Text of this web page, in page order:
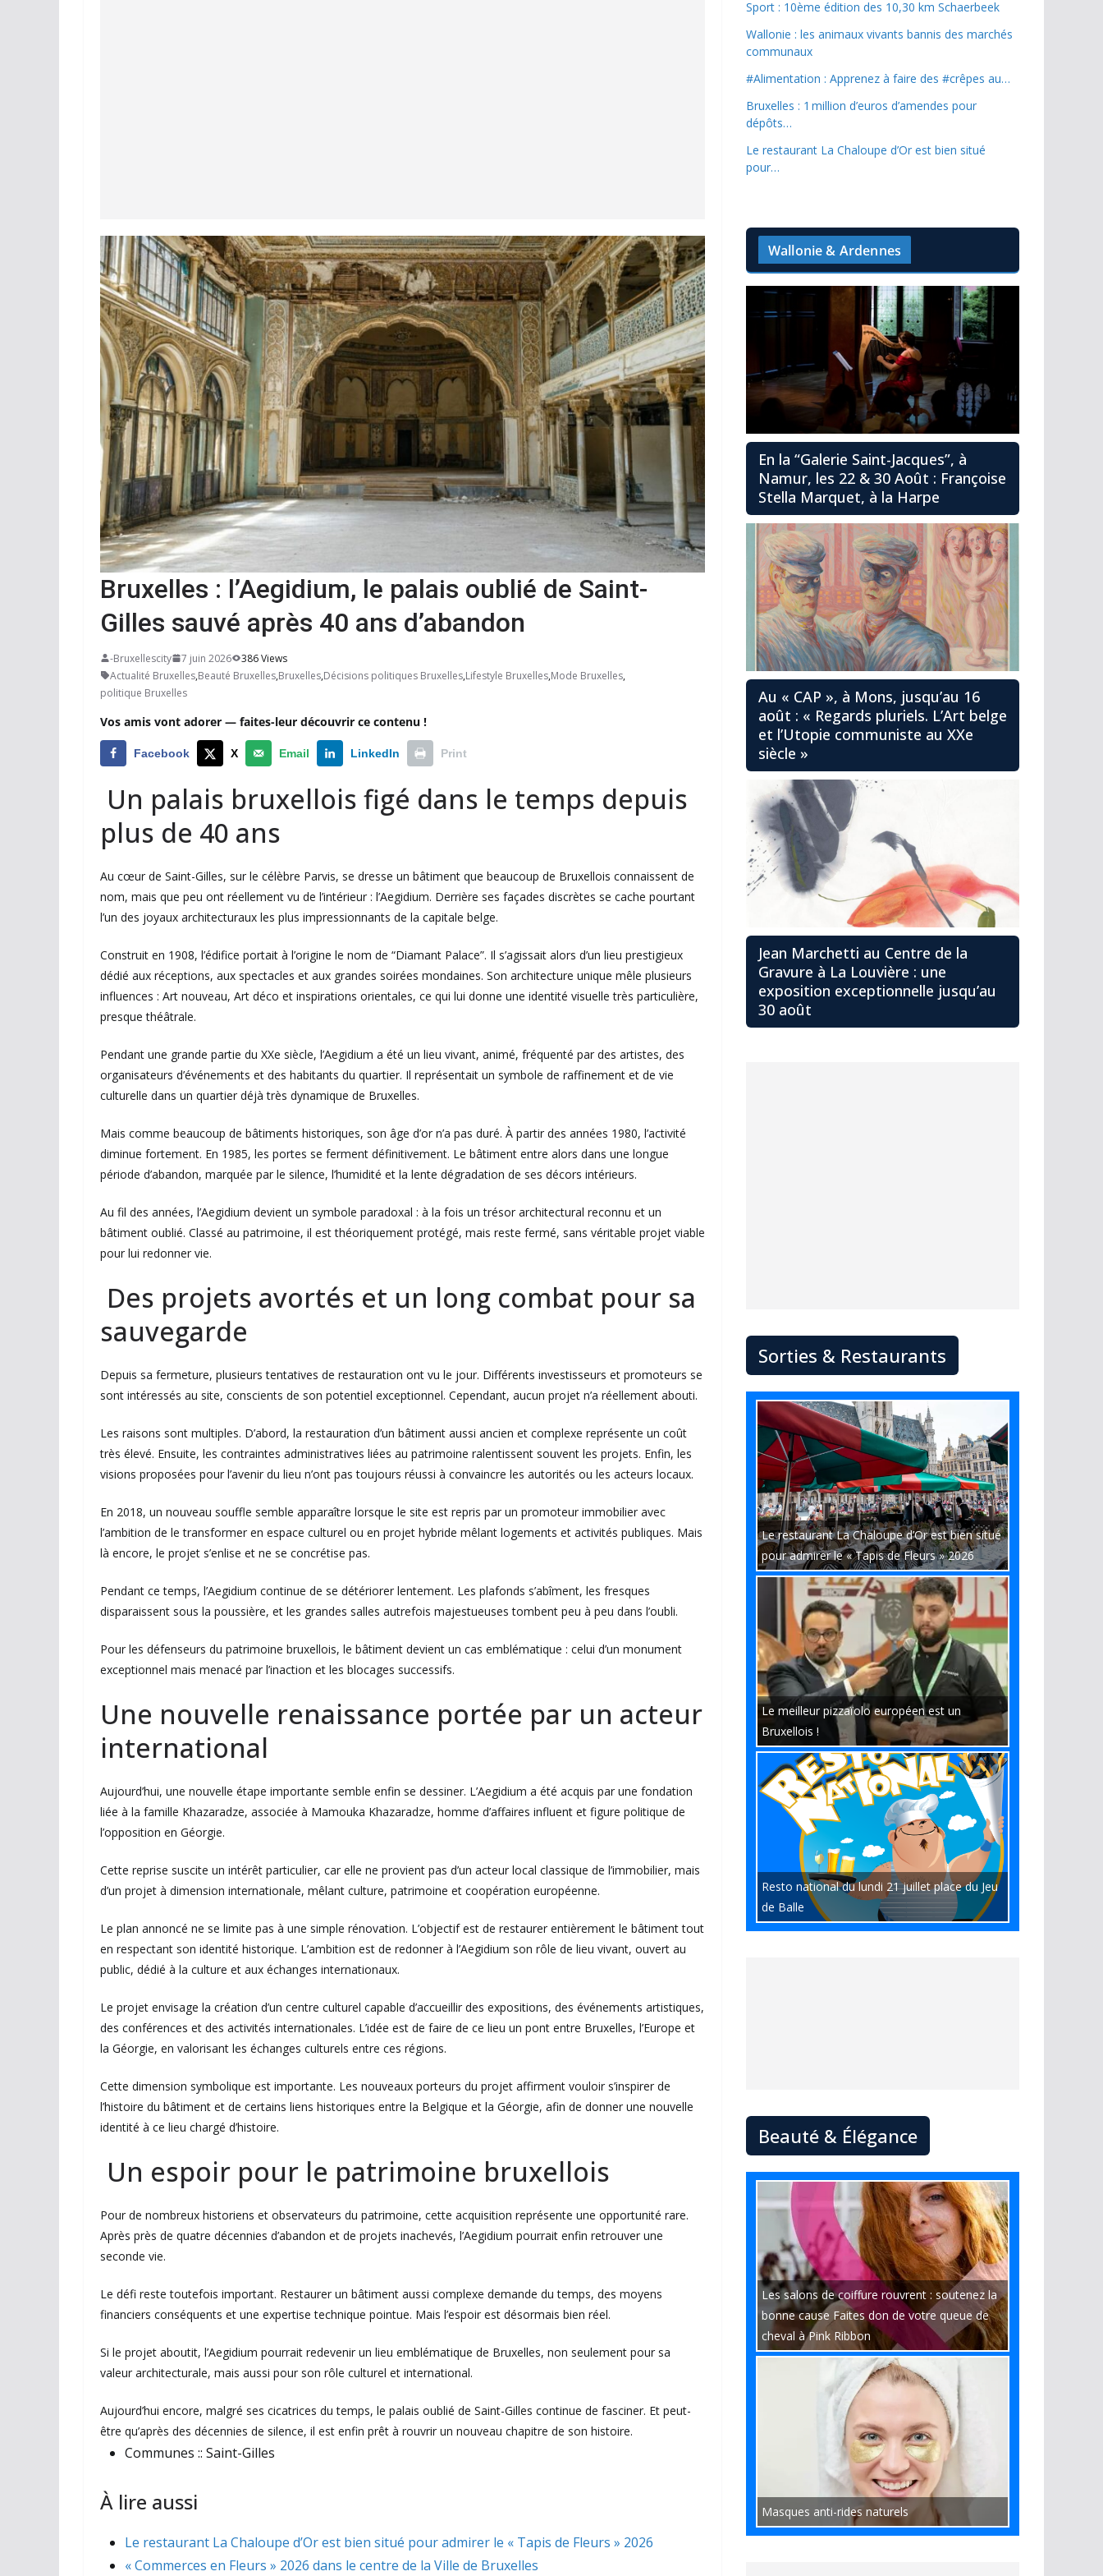
Bruxelles : l’Aegidium, le palais oublié de Saint-
Gilles sauvé après 40 ans d’abandon
-Bruxellescity 7 juin 2026
386 Views
Actualité Bruxelles,Beauté Bruxelles,Bruxelles,Décisions politiques Bruxelles,Lifestyle Bruxelles,Mode Bruxelles,
politique Bruxelles
Vos amis vont adorer — faites-leur découvrir ce contenu !
Facebook X Email LinkedIn Print
Un palais bruxellois figé dans le temps depuis
plus de 40 ans
Au cœur de Saint-Gilles, sur le célèbre Parvis, se dresse un bâtiment que beaucoup de Bruxellois connaissent de
nom, mais que peu ont réellement vu de l’intérieur : l’Aegidium. Derrière ses façades discrètes se cache pourtant
l’un des joyaux architecturaux les plus impressionnants de la capitale belge.
Construit en 1908, l’édifice portait à l’origine le nom de “Diamant Palace”. Il s’agissait alors d’un lieu prestigieux
dédié aux réceptions, aux spectacles et aux grandes soirées mondaines. Son architecture unique mêle plusieurs
influences : Art nouveau, Art déco et inspirations orientales, ce qui lui donne une identité visuelle très particulière,
presque théâtrale.
Pendant une grande partie du XXe siècle, l’Aegidium a été un lieu vivant, animé, fréquenté par des artistes, des
organisateurs d’événements et des habitants du quartier. Il représentait un symbole de raffinement et de vie
culturelle dans un quartier déjà très dynamique de Bruxelles.
Mais comme beaucoup de bâtiments historiques, son âge d’or n’a pas duré. À partir des années 1980, l’activité
diminue fortement. En 1985, les portes se ferment définitivement. Le bâtiment entre alors dans une longue
période d’abandon, marquée par le silence, l’humidité et la lente dégradation de ses décors intérieurs.
Au fil des années, l’Aegidium devient un symbole paradoxal : à la fois un trésor architectural reconnu et un
bâtiment oublié. Classé au patrimoine, il est théoriquement protégé, mais reste fermé, sans véritable projet viable
pour lui redonner vie.
Des projets avortés et un long combat pour sa
sauvegarde
Depuis sa fermeture, plusieurs tentatives de restauration ont vu le jour. Différents investisseurs et promoteurs se
sont intéressés au site, conscients de son potentiel exceptionnel. Cependant, aucun projet n’a réellement abouti.
Les raisons sont multiples. D’abord, la restauration d’un bâtiment aussi ancien et complexe représente un coût
très élevé. Ensuite, les contraintes administratives liées au patrimoine ralentissent souvent les projets. Enfin, les
visions proposées pour l’avenir du lieu n’ont pas toujours réussi à convaincre les autorités ou les acteurs locaux.
En 2018, un nouveau souffle semble apparaître lorsque le site est repris par un promoteur immobilier avec
l’ambition de le transformer en espace culturel ou en projet hybride mêlant logements et activités publiques. Mais
là encore, le projet s’enlise et ne se concrétise pas.
Pendant ce temps, l’Aegidium continue de se détériorer lentement. Les plafonds s’abîment, les fresques
disparaissent sous la poussière, et les grandes salles autrefois majestueuses tombent peu à peu dans l’oubli.
Pour les défenseurs du patrimoine bruxellois, le bâtiment devient un cas emblématique : celui d’un monument
exceptionnel mais menacé par l’inaction et les blocages successifs.
Une nouvelle renaissance portée par un acteur
international
Aujourd’hui, une nouvelle étape importante semble enfin se dessiner. L’Aegidium a été acquis par une fondation
liée à la famille Khazaradze, associée à Mamouka Khazaradze, homme d’affaires influent et figure politique de
l’opposition en Géorgie.
Cette reprise suscite un intérêt particulier, car elle ne provient pas d’un acteur local classique de l’immobilier, mais
d’un projet à dimension internationale, mêlant culture, patrimoine et coopération européenne.
Le plan annoncé ne se limite pas à une simple rénovation. L’objectif est de restaurer entièrement le bâtiment tout
en respectant son identité historique. L’ambition est de redonner à l’Aegidium son rôle de lieu vivant, ouvert au
public, dédié à la culture et aux échanges internationaux.
Le projet envisage la création d’un centre culturel capable d’accueillir des expositions, des événements artistiques,
des conférences et des activités internationales. L’idée est de faire de ce lieu un pont entre Bruxelles, l’Europe et
la Géorgie, en valorisant les échanges culturels entre ces régions.
Cette dimension symbolique est importante. Les nouveaux porteurs du projet affirment vouloir s’inspirer de
l’histoire du bâtiment et de certains liens historiques entre la Belgique et la Géorgie, afin de donner une nouvelle
identité à ce lieu chargé d’histoire.
Un espoir pour le patrimoine bruxellois
Pour de nombreux historiens et observateurs du patrimoine, cette acquisition représente une opportunité rare.
Après près de quatre décennies d’abandon et de projets inachevés, l’Aegidium pourrait enfin retrouver une
seconde vie.
Le défi reste toutefois important. Restaurer un bâtiment aussi complexe demande du temps, des moyens
financiers conséquents et une expertise technique pointue. Mais l’espoir est désormais bien réel.
Si le projet aboutit, l’Aegidium pourrait redevenir un lieu emblématique de Bruxelles, non seulement pour sa
valeur architecturale, mais aussi pour son rôle culturel et international.
Aujourd’hui encore, malgré ses cicatrices du temps, le palais oublié de Saint-Gilles continue de fasciner. Et peut-
être qu’après des décennies de silence, il est enfin prêt à rouvrir un nouveau chapitre de son histoire.
Communes :: Saint-Gilles
À lire aussi
Le restaurant La Chaloupe d’Or est bien situé pour admirer le « Tapis de Fleurs » 2026
« Commerces en Fleurs » 2026 dans le centre de la Ville de Bruxelles
Sport : 10ème édition des 10,30 km Schaerbeek
Wallonie : les animaux vivants bannis des marchés
communaux
#Alimentation : Apprenez à faire des #crêpes au…
Bruxelles : 1 million d’euros d’amendes pour
dépôts…
Le restaurant La Chaloupe d’Or est bien situé
pour…
Wallonie & Ardennes
En la “Galerie Saint-Jacques”, à
Namur, les 22 & 30 Août : Françoise
Stella Marquet, à la Harpe
Au « CAP », à Mons, jusqu’au 16
août : « Regards pluriels. L’Art belge
et l’Utopie communiste au XXe
siècle »
Jean Marchetti au Centre de la
Gravure à La Louvière : une
exposition exceptionnelle jusqu’au
30 août
Sorties & Restaurants
Le restaurant La Chaloupe d’Or est bien situé
pour admirer le « Tapis de Fleurs » 2026
Le meilleur pizzaïolo européen est un
Bruxellois !
Resto national du lundi 21 juillet place du Jeu
de Balle
Beauté & Élégance
Les salons de coiffure rouvrent : soutenez la
bonne cause Faites don de votre queue de
cheval à Pink Ribbon
Masques anti-rides naturels